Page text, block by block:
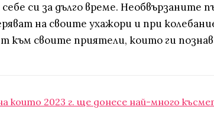
си за дълго време. Необвързаните
на своите ухажори и при
към своите приятели, които ги
които 2023 г. ще донесе най-много